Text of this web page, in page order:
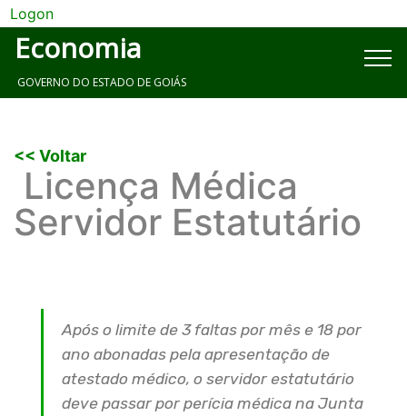
Logon
Economia
GOVERNO DO ESTADO DE GOIÁS
<< Voltar
Licença Médica
Servidor Estatutário
Após o limite de 3 faltas por mês e 18 por
ano abonadas pela apresentação de
atestado médico, o servidor estatutário
deve passar por perícia médica na Junta